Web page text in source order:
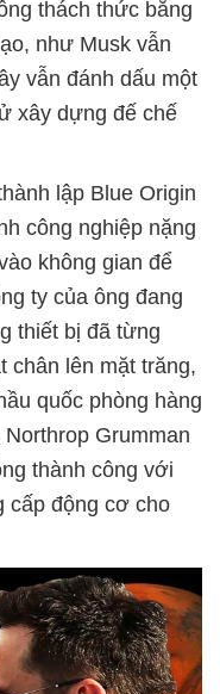
thách thức bằng
như Musk vẫn
vẫn đánh dấu một
xây dựng đế chế
lập Blue Origin
công nghiệp nặng
không gian để
ty của ông đang
thiết bị đã từng
chân lên mặt trăng,
quốc phòng hàng
Grumman
thành công với
cấp động cơ cho